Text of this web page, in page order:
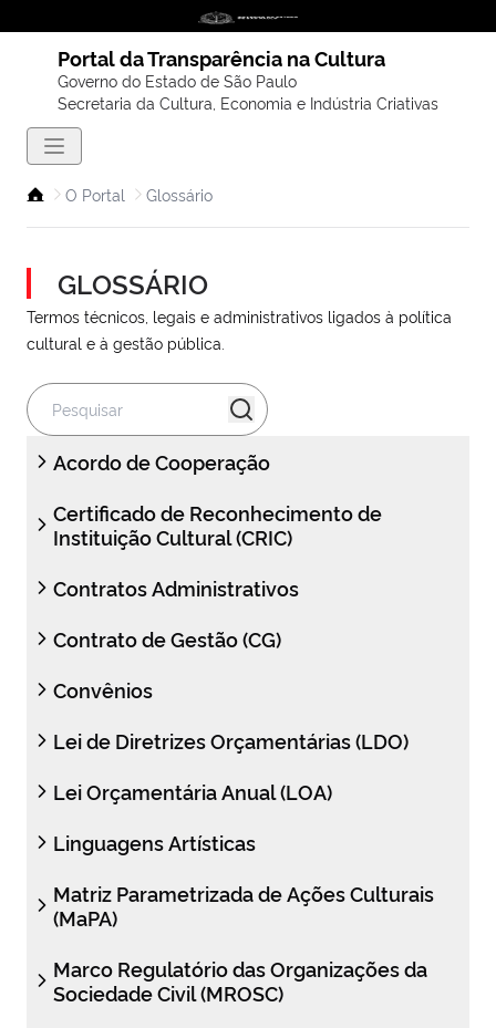
Portal da Transparência na Cultura
Governo do Estado de São Paulo
Secretaria da Cultura, Economia e Indústria Criativas
O Portal Glossário
GLOSSÁRIO
Termos técnicos, legais e administrativos ligados à política
cultural e à gestão pública.
Acordo de Cooperação
Certificado de Reconhecimento de
Instituição Cultural (CRIC)
Contratos Administrativos
Contrato de Gestão (CG)
Convênios
Lei de Diretrizes Orçamentárias (LDO)
Lei Orçamentária Anual (LOA)
Linguagens Artísticas
Matriz Parametrizada de Ações Culturais
(MaPA)
Marco Regulatório das Organizações da
Sociedade Civil (MROSC)